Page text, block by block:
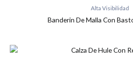
Alta Visibilidad
Banderin De Malla Con